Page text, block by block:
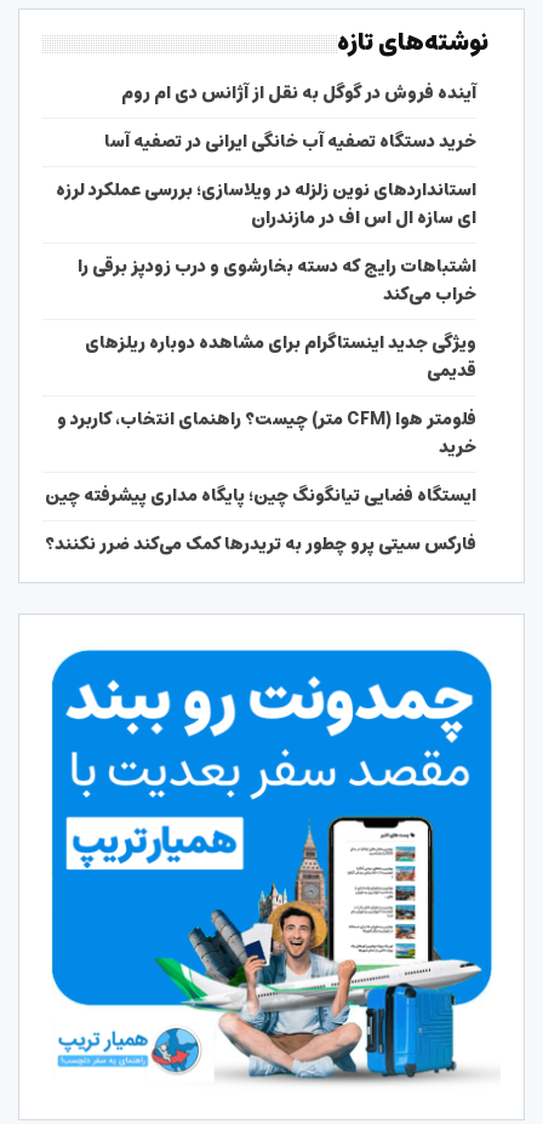
نوشته‌های تازه
آینده فروش در گوگل به نقل از آژانس دی ام روم
خرید دستگاه تصفیه آب خانگی ایرانی در تصفیه آسا
استانداردهای نوین زلزله در ویلاسازی؛ بررسی عملکرد لرزه
ای سازه ال اس اف در مازندران
اشتباهات رایج که دسته بخارشوی و درب زودپز برقی را
خراب می‌کند
ویژگی جدید اینستاگرام برای مشاهده دوباره ریلزهای
قدیمی
فلومتر هوا (CFM متر) چیست؟ راهنمای انتخاب، کاربرد و
خرید
ایستگاه فضایی تیانگونگ چین؛ پایگاه مداری پیشرفته چین
فارکس سیتی پرو چطور به تریدرها کمک می‌کند ضرر نکنند؟